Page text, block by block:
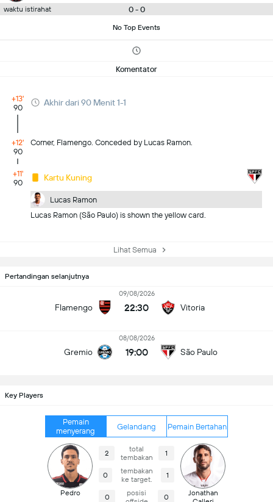
waktu istirahat 0 - 0
No Top Events
Komentator
+13'
90
Akhir dari 90 Menit 1-1
+12'
90
Corner, Flamengo. Conceded by Lucas Ramon.
+11'
90
Kartu Kuning
Lucas Ramon
Lucas Ramon (São Paulo) is shown the yellow card.
Lihat Semua
Pertandingan selanjutnya
Flamengo
09/08/2026
22:30 Vitoria
Gremio
08/08/2026
19:00 São Paulo
Key Players
Pemain
menyerang
Gelandang Pemain Bertahan
Pedro
2
total
tembakan
1
0
tembakan
ke target.
1
0
posisi
0
Jonathan